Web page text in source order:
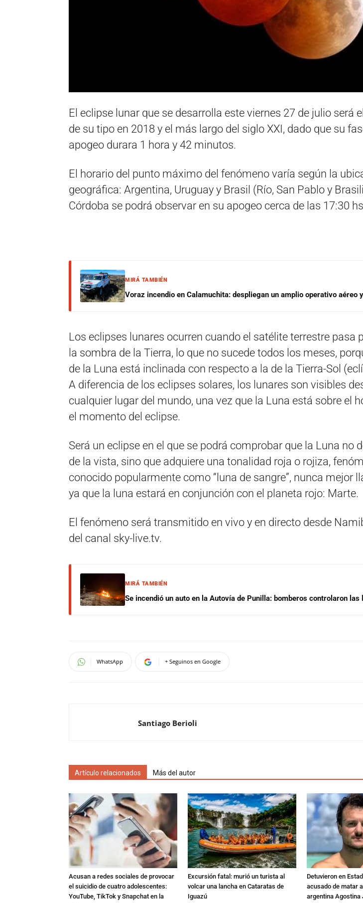
El eclipse lunar que se desarrolla este viernes 27 de julio será
de su tipo en 2018 y el más largo del siglo XXI, dado que su
apogeo durara 1 hora y 42 minutos.
El horario del punto máximo del fenómeno varía según la
geográfica: Argentina, Uruguay y Brasil (Río, San Pablo y
Córdoba se podrá observar en su apogeo cerca de las 17:30
MIRÁ TAMBIÉN
Voraz incendio en Calamuchita: despliegan un amplio operativo aéreo
Los eclipses lunares ocurren cuando el satélite terrestre pasa
la sombra de la Tierra, lo que no sucede todos los meses,
de la Luna está inclinada con respecto a la de la Tierra-Sol
A diferencia de los eclipses solares, los lunares son visibles
cualquier lugar del mundo, una vez que la Luna está sobre el
el momento del eclipse.
Será un eclipse en el que se podrá comprobar que la Luna no
de la vista, sino que adquiere una tonalidad roja o rojiza,
conocido popularmente como “luna de sangre”, nunca mejor
ya que la luna estará en conjunción con el planeta rojo: Marte.
El fenómeno será transmitido en vivo y en directo desde
del canal sky-live.tv.
MIRÁ TAMBIÉN
Se incendió un auto en la Autovía de Punilla: bomberos controlaron las
WhatsApp + Seguinos en Google
Santiago Berioli
Artículo relacionados Más del autor
Acusan a redes sociales de provocar
el suicidio de cuatro adolescentes:
YouTube, TikTok y Snapchat en la
Excursión fatal: murió un turista al
volcar una lancha en Cataratas de
Iguazú
Detuvieron en
acusado de matar
argentina Agostina